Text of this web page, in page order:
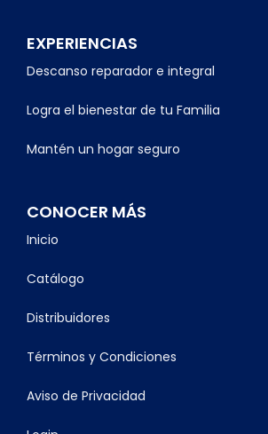
EXPERIENCIAS
Descanso reparador e integral
Logra el bienestar de tu Familia
Mantén un hogar seguro
CONOCER MÁS
Inicio
Catálogo
Distribuidores
Términos y Condiciones
Aviso de Privacidad